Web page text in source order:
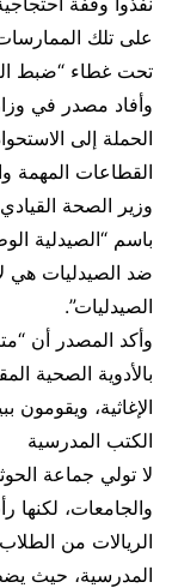
على تلك الممارسات
تحت غطاء “ضبط
وأفاد مصدر في
الحملة إلى
القطاعات المهمة
وزير الصحة
باسم “الصيدلية
ضد الصيدليات هي
الصيدليات”.
وأكد المصدر أن
بالأدوية الصحية
الإغاثية، ويقومون
الكتب المدرسية
لا تولي جماعة
والجامعات، لكنها
الريالات من
المدرسية، حيث